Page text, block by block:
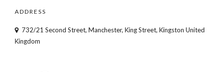
ADDRESS
732/21 Second Street, Manchester, King Street, Kingston United
Kingdom